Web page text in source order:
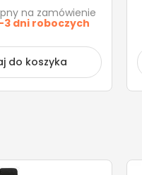
na zamówienie
3 dni roboczych
do koszyka